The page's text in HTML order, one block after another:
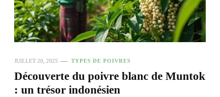
JUILLET 20, 2025 TYPES DE POIVRES
Découverte du poivre blanc de Muntok
: un trésor indonésien